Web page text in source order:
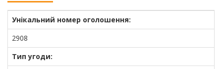
Унікальний номер оголошення:
2908
Тип угоди: